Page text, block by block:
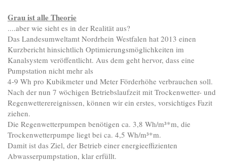
Grau ist alle Theorie
....aber wie sieht es in der Realität aus?
Das Landesumweltamt Nordrhein Westfalen hat 2013 einen
Kurzbericht hinsichtlich Optimierungsmöglichkeiten im
Kanalsystem veröffentlicht. Aus dem geht hervor, dass eine
Pumpstation nicht mehr als
4-9 Wh pro Kubikmeter und Meter Förderhöhe verbrauchen soll.
Nach der nun 7 wöchigen Betriebslaufzeit mit Trockenwetter- und
Regenwetterereignissen, können wir ein erstes, vorsichtiges Fazit
ziehen.
Die Regenwetterpumpen benötigen ca. 3,8 Wh/m³*m, die
Trockenwetterpumpe liegt bei ca. 4,5 Wh/m³*m.
Damit ist das Ziel, der Betrieb einer energieeffizienten
Abwasserpumpstation, klar erfüllt.